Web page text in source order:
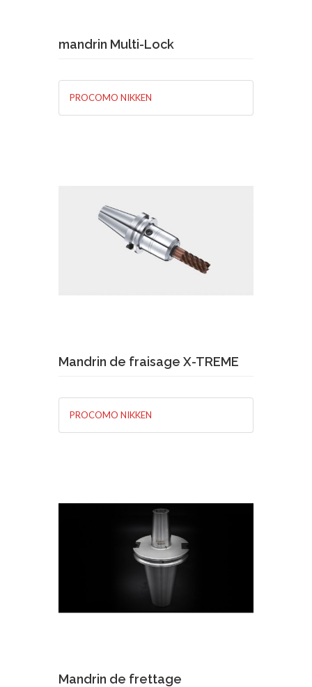
Demande de devis
mandrin Multi-Lock
PROCOMO NIKKEN
Demande de devis
Mandrin de fraisage X-TREME
PROCOMO NIKKEN
Demande de devis
Mandrin de frettage